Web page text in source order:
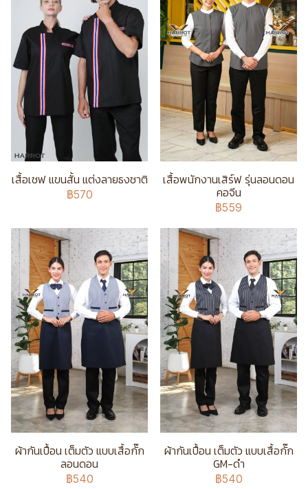
เสื้อเชฟ แขนสั้น แต่งลายธงชาติ
฿570
เสื้อพนักงานเสิร์ฟ รุ่นลอนดอน
คอจีน
฿559
ผ้ากันเปื้อน เต็มตัว แบบเสื้อกั๊ก
ลอนดอน
฿540
ผ้ากันเปื้อน เต็มตัว แบบเสื้อกั๊ก
GM-ดำ
฿540